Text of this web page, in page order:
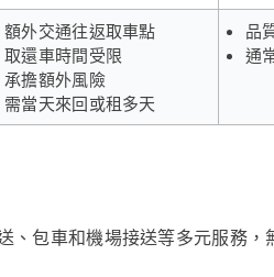
額外交通往返取車點
取還車時間受限
承擔額外風險
需當天來回或租多天
品
通
包車和機場接送等多元服務，